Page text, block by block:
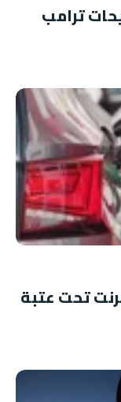
ترامب
تحت عتبة